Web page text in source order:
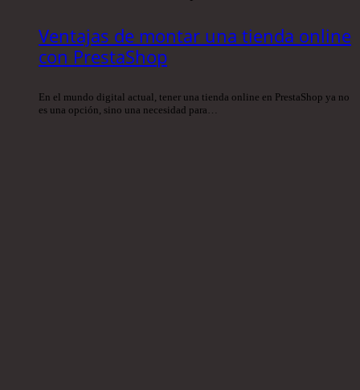
Ventajas de montar una tienda online
con PrestaShop
En el mundo digital actual, tener una tienda online en PrestaShop ya no
es una opción, sino una necesidad para…